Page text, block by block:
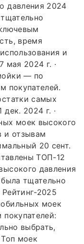
давления 2024
время
и
мая 2024 г. ·
— по
покупателей.
самых
2024 г. ·
моек высокого
и отзывам
20 сент.
ТОП-12
давления
тщательно
Рейтинг-2025
моек
выбрать,
моек